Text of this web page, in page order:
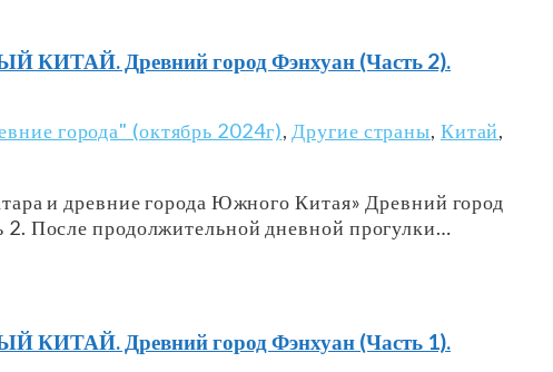
Древний город Фэнхуан (Часть 2).
города" (октябрь 2024г), Другие страны, Китай,
и древние города Южного Китая» Древний город
После продолжительной дневной прогулки…
Древний город Фэнхуан (Часть 1).